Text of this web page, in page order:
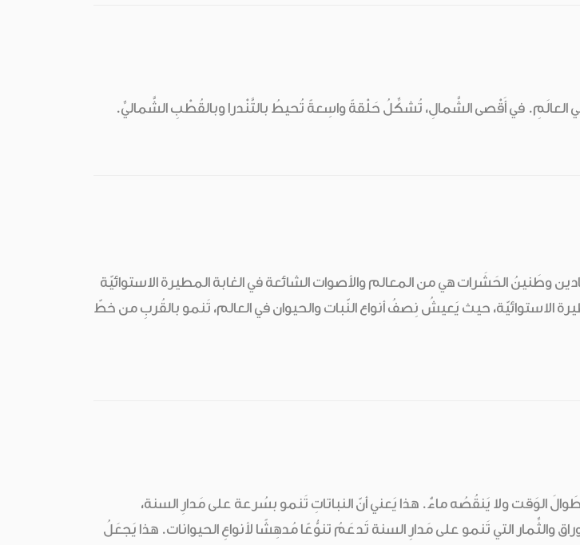
العالَمِ. في أَقْصى الشَّمالِ، تُشكِّلُ حَلْقةً واسِعةً تُحيطُ بالتَّنْدرا وبالقُطْبِ الشَّماليِّ.
وطَنينُ الحَشَرات هي من المعالم والأصوات الشائعة في الغابة المطيرة الاستوائيّة
الاستوائيّة، حيث يَعيشُ نِصفُ أنواع النّبات والحيوان في العالم، تَنمو بالقُربِ من خطّ
طَوالَ الوَقت ولا يَنقُصُه ماءٌ. هذا يَعني أنّ النباتاتِ تَنمو بسُرعة على مَدارِ السنة،
والثِّمار التي تَنمو على مَدارِ السنة تَدعَمُ تنوُّعًا مُدهِشًا لأنواعِ الحيوانات. هذا يَجعَلُ